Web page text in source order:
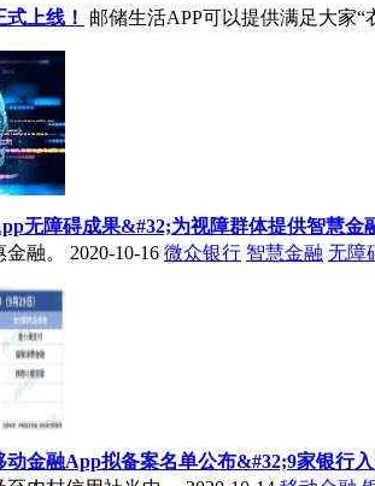
上线！ 邮储生活APP可以提供满足大家“
无障碍成果&#32;为视障群体提供智慧金
融。
2020-10-16 微众银行 智慧金融 无障
动金融App拟备案名单公布&#32;9家银行入